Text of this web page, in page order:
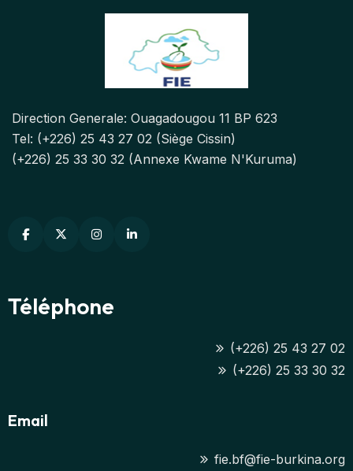
Direction Generale: Ouagadougou 11 BP 623
Tel: (+226) 25 43 27 02 (Siège Cissin)
(+226) 25 33 30 32 (Annexe Kwame N'Kuruma)
Téléphone
(+226) 25 43 27 02
(+226) 25 33 30 32
Email
fie.bf@fie-burkina.org